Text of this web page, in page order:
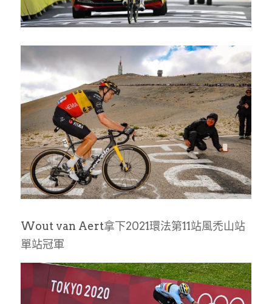
Wout van Aert拿下2021環法第11站風禿山站
單站冠軍